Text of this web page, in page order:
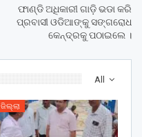
ଫାଣ୍ଡି ଅଧିକାରୀ ଗାଡ଼ି ଭଡା କରି
ପ୍ରବାସୀ ଓଡିଆଙ୍କୁ ସଙ୍ଗରୋଧ
କେନ୍ଦ୍ରକୁ ପଠାଇଲେ ।
All
ଜିଲ୍ଲା